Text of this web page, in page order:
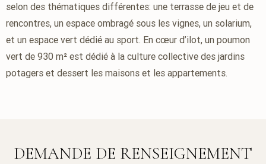
selon des thématiques différentes: une terrasse de jeu et de
rencontres, un espace ombragé sous les vignes, un solarium,
et un espace vert dédié au sport. En cœur d’ilot, un poumon
vert de 930 m² est dédié à la culture collective des jardins
potagers et dessert les maisons et les appartements.
DEMANDE DE RENSEIGNEMENT